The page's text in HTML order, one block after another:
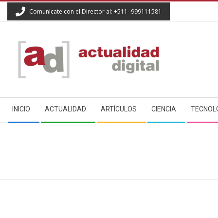
Comunícate con el Director al: +511- 999111581
ACTUALIDAD
DIGITAL
Navigation
Menu
INICIO ACTUALIDAD ARTÍCULOS CIENCIA